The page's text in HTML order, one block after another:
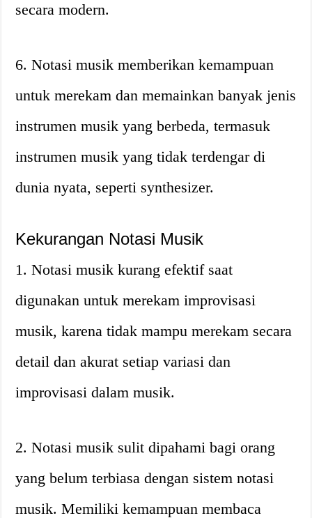
secara modern.
6. Notasi musik memberikan kemampuan
untuk merekam dan memainkan banyak jenis
instrumen musik yang berbeda, termasuk
instrumen musik yang tidak terdengar di
dunia nyata, seperti synthesizer.
Kekurangan Notasi Musik
1. Notasi musik kurang efektif saat
digunakan untuk merekam improvisasi
musik, karena tidak mampu merekam secara
detail dan akurat setiap variasi dan
improvisasi dalam musik.
2. Notasi musik sulit dipahami bagi orang
yang belum terbiasa dengan sistem notasi
musik. Memiliki kemampuan membaca